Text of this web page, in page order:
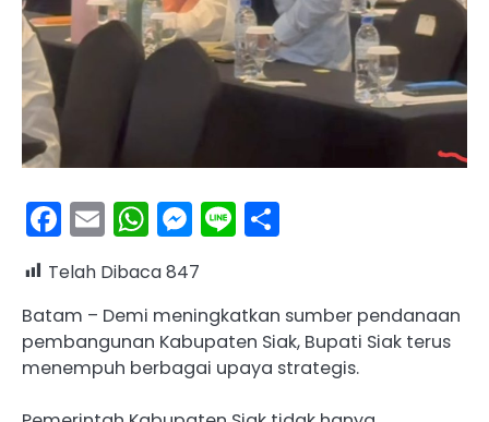
Facebook
EmailWhatsApp
Messenger
Line
Telah Dibaca847
Batam – Demi meningkatkan sumber pendanaan
pembangunan Kabupaten Siak, Bupati Siak terus
menempuh berbagai upaya strategis.